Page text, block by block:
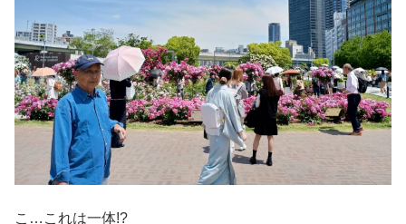
こ…これは一体!?